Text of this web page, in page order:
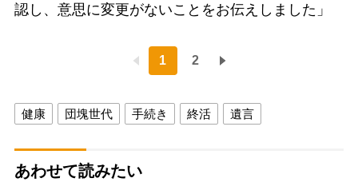
認し、意思に変更がないことをお伝えしました」
1 2
健康 団塊世代 手続き 終活 遺言
あわせて読みたい